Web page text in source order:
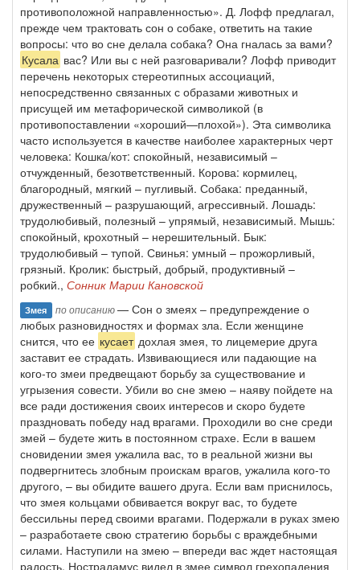
противоположной направленностью». Д. Лофф предлагал,
прежде чем трактовать сон о собаке, ответить на такие
вопросы: что во сне делала собака? Она гналась за вами?
Кусала вас? Или вы с ней разговаривали? Лофф приводит
перечень некоторых стереотипных ассоциаций,
непосредственно связанных с образами животных и
присущей им метафорической символикой (в
противопоставлении «хороший—плохой»). Эта символика
часто используется в качестве наиболее характерных черт
человека: Кошка/кот: спокойный, независимый –
отчужденный, безответственный. Корова: кормилец,
благородный, мягкий – пугливый. Собака: преданный,
дружественный – разрушающий, агрессивный. Лошадь:
трудолюбивый, полезный – упрямый, независимый. Мышь:
спокойный, крохотный – нерешительный. Бык:
трудолюбивый – тупой. Свинья: умный – прожорливый,
грязный. Кролик: быстрый, добрый, продуктивный –
робкий., Сонник Марии Кановской
Змея по описанию— Сон о змеях – предупреждение о
любых разновидностях и формах зла. Если женщине
снится, что ее кусает дохлая змея, то лицемерие друга
заставит ее страдать. Извивающиеся или падающие на
кого-то змеи предвещают борьбу за существование и
угрызения совести. Убили во сне змею – наяву пойдете на
все ради достижения своих интересов и скоро будете
праздновать победу над врагами. Проходили во сне среди
змей – будете жить в постоянном страхе. Если в вашем
сновидении змея ужалила вас, то в реальной жизни вы
подвергнитесь злобным проискам врагов, ужалила кого-то
другого, – вы обидите вашего друга. Если вам приснилось,
что змея кольцами обвивается вокруг вас, то будете
бессильны перед своими врагами. Подержали в руках змею
– разработаете свою стратегию борьбы с враждебными
силами. Наступили на змею – впереди вас ждет настоящая
радость. Нострадамус видел в змее символ грехопадения